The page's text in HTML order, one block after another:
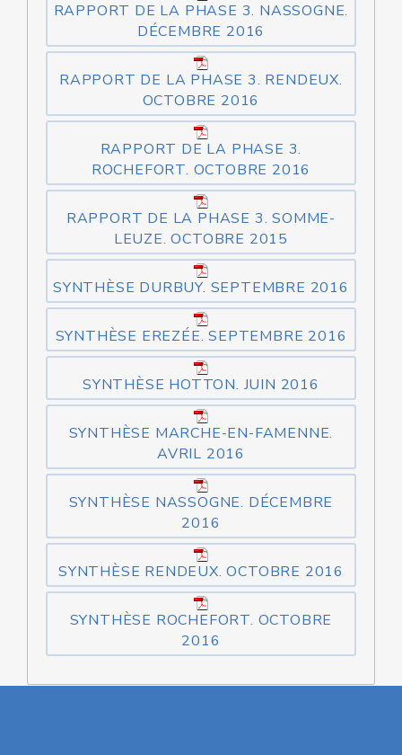
RAPPORT DE LA PHASE 3. NASSOGNE.
DÉCEMBRE 2016
RAPPORT DE LA PHASE 3. RENDEUX.
OCTOBRE 2016
RAPPORT DE LA PHASE 3.
ROCHEFORT. OCTOBRE 2016
RAPPORT DE LA PHASE 3. SOMME-
LEUZE. OCTOBRE 2015
SYNTHÈSE DURBUY. SEPTEMBRE 2016
SYNTHÈSE EREZÉE. SEPTEMBRE 2016
SYNTHÈSE HOTTON. JUIN 2016
SYNTHÈSE MARCHE-EN-FAMENNE.
AVRIL 2016
SYNTHÈSE NASSOGNE. DÉCEMBRE
2016
SYNTHÈSE RENDEUX. OCTOBRE 2016
SYNTHÈSE ROCHEFORT. OCTOBRE
2016